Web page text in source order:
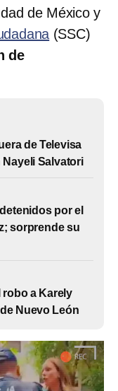
de México y
(SSC)
de
de Televisa
Nayeli Salvatori
por el
sorprende su
robo a Karely
Nuevo León